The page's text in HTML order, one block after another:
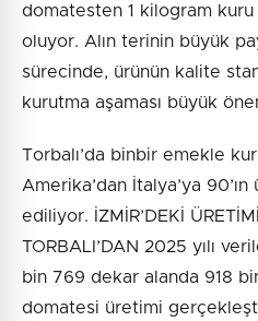
domatesten 1 kilogram
oluyor. Alın terinin büyük
sürecinde, ürünün kalite
kurutma aşaması büyük
Torbalı’da binbir emekle
Amerika’dan İtalya’ya
ediliyor. İZMİR’DEKİ
TORBALI’DAN 2025 yılı
bin 769 dekar alanda 918
domatesi üretimi